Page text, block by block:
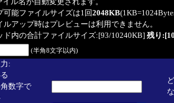
名が自動変更されます。
可能ファイルサイズは1回2048KB
ルアップ時はプレビューは利用できません。
ド内の合計ファイルサイズ:[93/10240KB] 残り
(半角8文字以内)
:
数字で